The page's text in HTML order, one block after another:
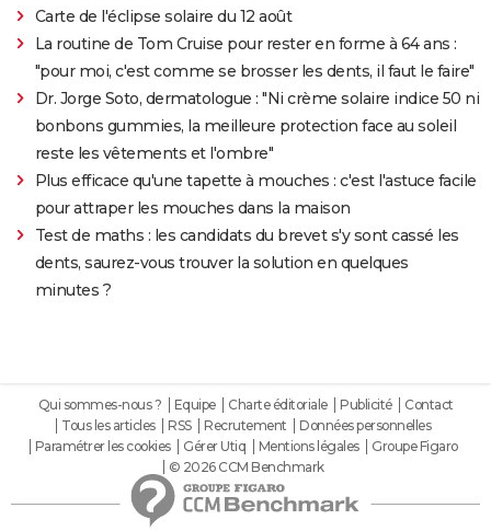
Carte de l'éclipse solaire du 12 août
La routine de Tom Cruise pour rester en forme à 64 ans :
"pour moi, c'est comme se brosser les dents, il faut le faire"
Dr. Jorge Soto, dermatologue : "Ni crème solaire indice 50 ni
bonbons gummies, la meilleure protection face au soleil
reste les vêtements et l'ombre"
Plus efficace qu'une tapette à mouches : c'est l'astuce facile
pour attraper les mouches dans la maison
Test de maths : les candidats du brevet s'y sont cassé les
dents, saurez-vous trouver la solution en quelques
minutes ?
Qui sommes-nous ? Equipe Charte éditoriale Publicité
Contact
Tous les articles
RSS Recrutement
Données personnelles
Paramétrer les cookies
Gérer Utiq Mentions légales
Groupe Figaro
© 2026 CCM Benchmark